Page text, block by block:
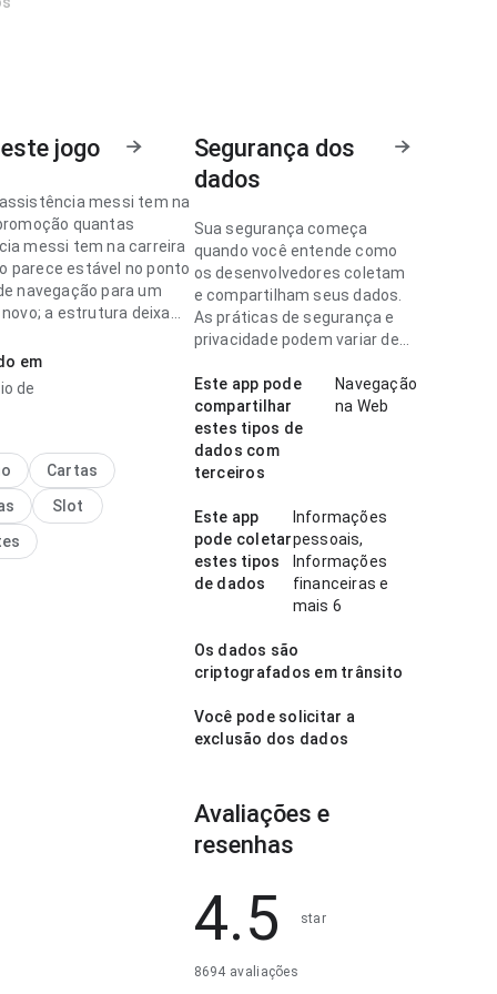
jogo
messi tem na
quantas
messi tem na carreira
parece estável no ponto
navegação para um
a estrutura deixa
o app mais
para testar.
fluxo de navegação ao
várias seções; a
claro o próximo
deixa uma
limpa e segura.
em
de
Cartas
Slot
Segurança dos
dados
Sua segurança começa
quando você entende como
os desenvolvedores coletam
e compartilham seus dados.
As práticas de segurança e
privacidade podem variar de
idade.
Este app pode
compartilhar
estes tipos de
dados com
terceiros
Navegação
na Web
Este app
pode coletar
estes tipos
de dados
Informações
pessoais,
Informações
financeiras e
mais 6
Os dados são
criptografados em trânsito
Você pode solicitar a
exclusão dos dados
Avaliações e
resenhas
4.5 star
8694 avaliações